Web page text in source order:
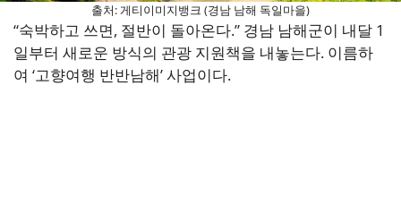
출처: 게티이미지뱅크 (경남 남해 독일마을)
“숙박하고 쓰면, 절반이 돌아온다.” 경남 남해군이 내달 1
일부터 새로운 방식의 관광 지원책을 내놓는다. 이름하
여 ‘고향여행 반반남해’ 사업이다.